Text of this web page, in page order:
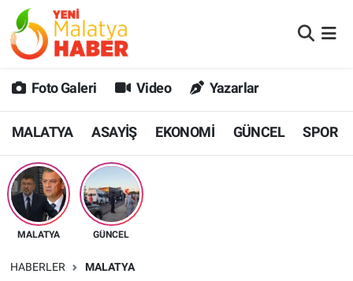
Foto Galeri Video Yazarlar
MALATYA ASAYİŞ EKONOMİ GÜNCEL SPOR
MALATYA GÜNCEL
HABERLER MALATYA
MALATYA
GÜNCEL
SPOR
SAĞLIK
DİĞER
Malatya Nöbetçi Eczaneler
MALATYA Namaz Vakitleri
Malatya Trafik Yoğunluk Haritası
Süper Lig Puan Durumu ve Fikstür
Tüm Manşetler